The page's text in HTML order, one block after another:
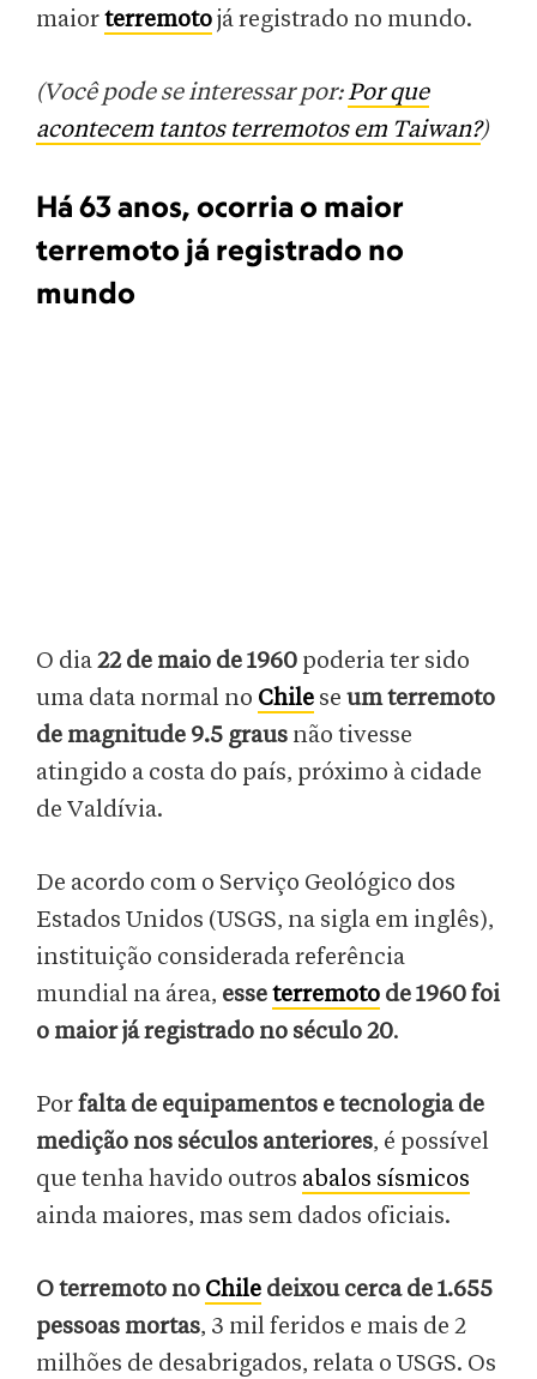
maiorterremotojá registrado no mundo.
(Você pode se interessar por:Por que
acontecem tantos terremotos em Taiwan?)
Há 63 anos, ocorria o maior
terremoto já registrado no
mundo
O dia22 de maio de 1960 poderia ter sido
uma data normal no Chile se um terremoto
de magnitude 9.5 graus não tivesse
atingido a costa do país, próximo à cidade
de Valdívia.
De acordo com o Serviço Geológico dos
Estados Unidos (USGS, na sigla em inglês),
instituição considerada referência
mundial na área, esseterremoto de 1960 foi
o maior já registrado no século 20.
Porfalta de equipamentos e tecnologia de
medição nos séculos anteriores, é possível
que tenha havido outros abalos sísmicos
ainda maiores, mas sem dados oficiais.
O terremoto no Chile deixou cerca de 1.655
pessoas mortas, 3 mil feridos e mais de 2
milhões de desabrigados, relata o USGS. Os